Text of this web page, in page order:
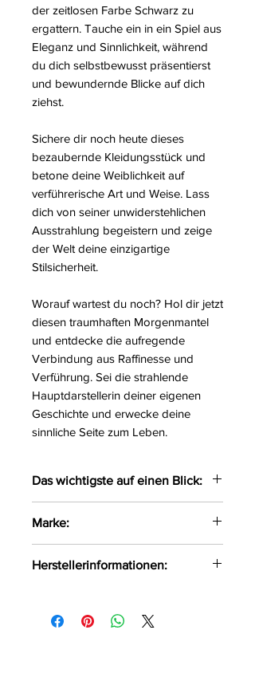
der zeitlosen Farbe Schwarz zu
ergattern. Tauche ein in ein Spiel aus
Eleganz und Sinnlichkeit, während
du dich selbstbewusst präsentierst
und bewundernde Blicke auf dich
ziehst.
Sichere dir noch heute dieses
bezaubernde Kleidungsstück und
betone deine Weiblichkeit auf
verführerische Art und Weise. Lass
dich von seiner unwiderstehlichen
Ausstrahlung begeistern und zeige
der Welt deine einzigartige
Stilsicherheit.
Worauf wartest du noch? Hol dir jetzt
diesen traumhaften Morgenmantel
und entdecke die aufregende
Verbindung aus Raffinesse und
Verführung. Sei die strahlende
Hauptdarstellerin deiner eigenen
Geschichte und erwecke deine
sinnliche Seite zum Leben.
Das wichtigste auf einen Blick:
Morgenmantel gefertigt aus
feinstem, durchscheinendem
Tüll
Lieferumfang: Morgenmantel!
Marke:
Herstellerinformationen:
Krolewska Street 1